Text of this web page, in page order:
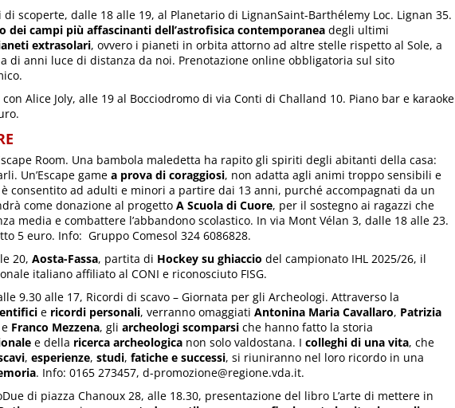
di scoperte, dalle 18 alle 19, al Planetario di LignanSaint-Barthélemy Loc. Lignan 35.
dei campi più affascinanti dell’astrofisica contemporanea degli ultimi
extrasolari, ovvero i pianeti in orbita attorno ad altre stelle rispetto al Sole, a
di anni luce di distanza da noi. Prenotazione online obbligatoria sul sito
Alice Joly, alle 19 al Bocciodromo di via Conti di Challand 10. Piano bar e karaoke
Room. Una bambola maledetta ha rapito gli spiriti degli abitanti della casa:
Un’Escape game a prova di coraggiosi, non adatta agli animi troppo sensibili e
è consentito ad adulti e minori a partire dai 13 anni, purché accompagnati da un
come donazione al progetto A Scuola di Cuore, per il sostegno ai ragazzi che
media e combattere l’abbandono scolastico. In via Mont Vélan 3, dalle 18 alle 23.
5 euro. Info: Gruppo Comesol 324 6086828.
20, Aosta-Fassa, partita di Hockey su ghiaccio del campionato IHL 2025/26, il
italiano affiliato al CONI e riconosciuto FISG.
9.30 alle 17, Ricordi di scavo – Giornata per gli Archeologi. Attraverso la
e ricordi personali, verranno omaggiati Antonina Maria Cavallaro, Patrizia
e Franco Mezzena, gli archeologi scomparsi che hanno fatto la storia
e della ricerca archeologica non solo valdostana. I colleghi di una vita, che
, esperienze, studi, fatiche e successi, si riuniranno nel loro ricordo in una
. Info: 0165 273457, d-promozione@regione.vda.it.
di piazza Chanoux 28, alle 18.30, presentazione del libro L’arte di mettere in